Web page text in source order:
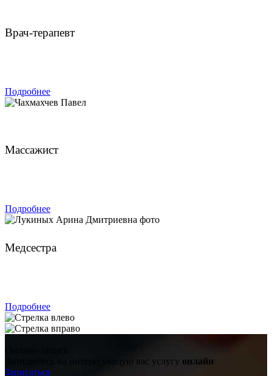
Врач-терапевт
Подробнее
Массажист
Подробнее
Медсестра
Подробнее
Запишитесь на интересующую вас услугу онлайн
Записаться